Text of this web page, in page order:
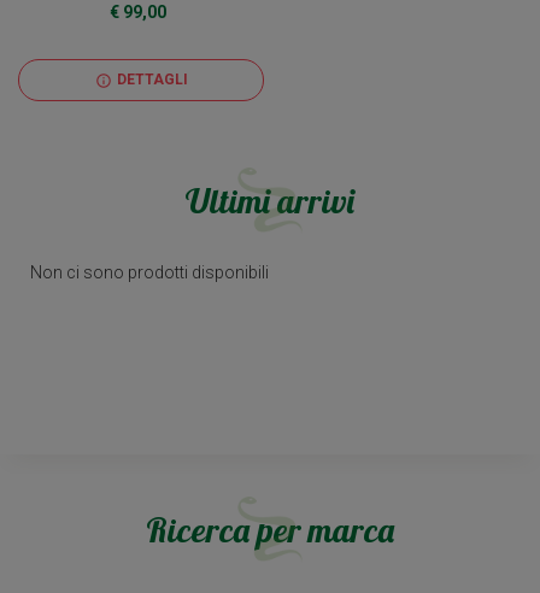
Omaggio
€ 99,00
info DETTAGLI
Ultimi arrivi
Non ci sono prodotti disponibili
Ricerca per marca